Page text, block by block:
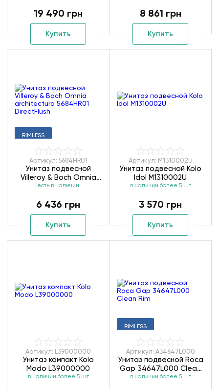
19 490 грн
Купить
8 861 грн
Купить
RIMLESS
Артикул: 5684HR01
Унитаз подвесной
Villeroy & Boch Omnia
architectura 5684HR01
есть в наличии
6 436 грн
Купить
Артикул: M1310002U
Унитаз подвесной Kolo
Idol M1310002U
в наличии более 5 шт
3 570 грн
Купить
Артикул: L39000000
Унитаз компакт Kolo
Modo L39000000
в наличии более 5 шт
RIMLESS
Артикул: A34647L000
Унитаз подвесной Roca
Gap 34647L000 Clean
Rim
в наличии более 5 шт